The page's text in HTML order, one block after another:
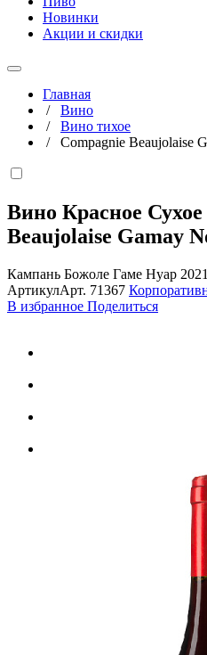
Новинки
Акции и скидки
Главная
/ Вино
/ Вино тихое
/ Compagnie Beaujolaise
Вино Красное
Beaujolaise Gamay
Кампань Божоле Гаме Нуар
АртикулАрт. 71367
В избранное Поделиться